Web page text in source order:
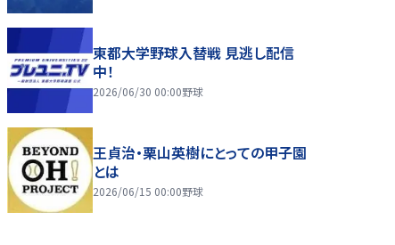
東都大学野球入替戦 見逃し配信
中！
2026/06/30 00:00野球
王貞治・栗山英樹にとっての甲子園
とは
2026/06/15 00:00野球